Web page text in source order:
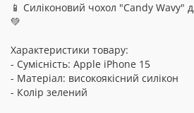
📱 Силіконовий чохол "Candy Wavy"
💚
Характеристики товару:
- Сумісність: Apple iPhone 15
- Матеріал: високоякісний силікон
- Колір зелений